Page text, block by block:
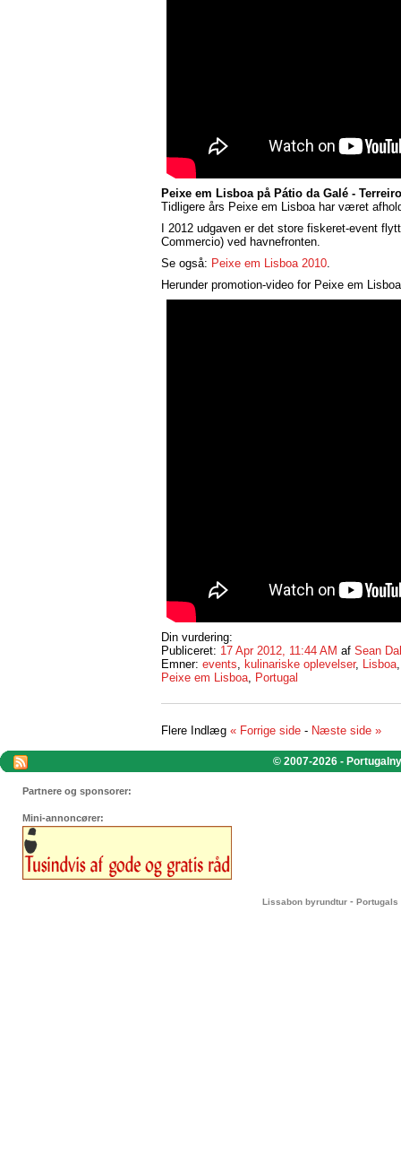
Peixe em Lisboa på Pátio da Galé -
Tidligere års Peixe em Lisboa har været
I 2012 udgaven er det store fiskeret-event
Commercio) ved havnefronten.
Se også: Peixe em Lisboa 2010
Herunder promotion-video for Peixe em
Din vurdering:
Publiceret: 17 Apr 2012, 11:44 AM af Sean
Emner: events kulinariske oplevelser, Lisboa
Peixe em Lisboa Portugal
Flere Indlæg « Forrige side - Næste side »
© 2007-2026 -
Partnere og sponsorer:
Mini-annoncører:
Lissabon byrundtur - Portugals